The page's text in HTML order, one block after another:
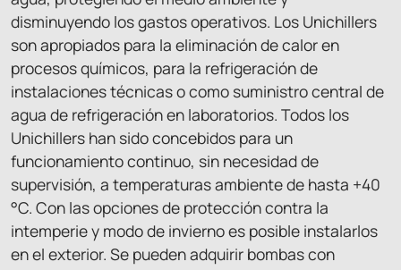
disminuyendo los gastos operativos. Los Unichillers
son apropiados para la eliminación de calor en
procesos químicos, para la refrigeración de
instalaciones técnicas o como suministro central de
agua de refrigeración en laboratorios. Todos los
Unichillers han sido concebidos para un
funcionamiento continuo, sin necesidad de
supervisión, a temperaturas ambiente de hasta +40
°C. Con las opciones de protección contra la
intemperie y modo de invierno es posible instalarlos
en el exterior. Se pueden adquirir bombas con